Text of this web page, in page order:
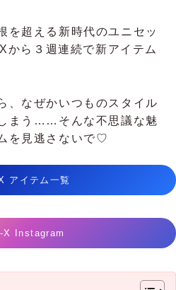
を超える新時代のユニセッ
から３週連続で新アイテム
、なぜかいつものスタイル
まう……そんな不思議な魅
を見逃さないで♡
アイテム一覧
Instagram